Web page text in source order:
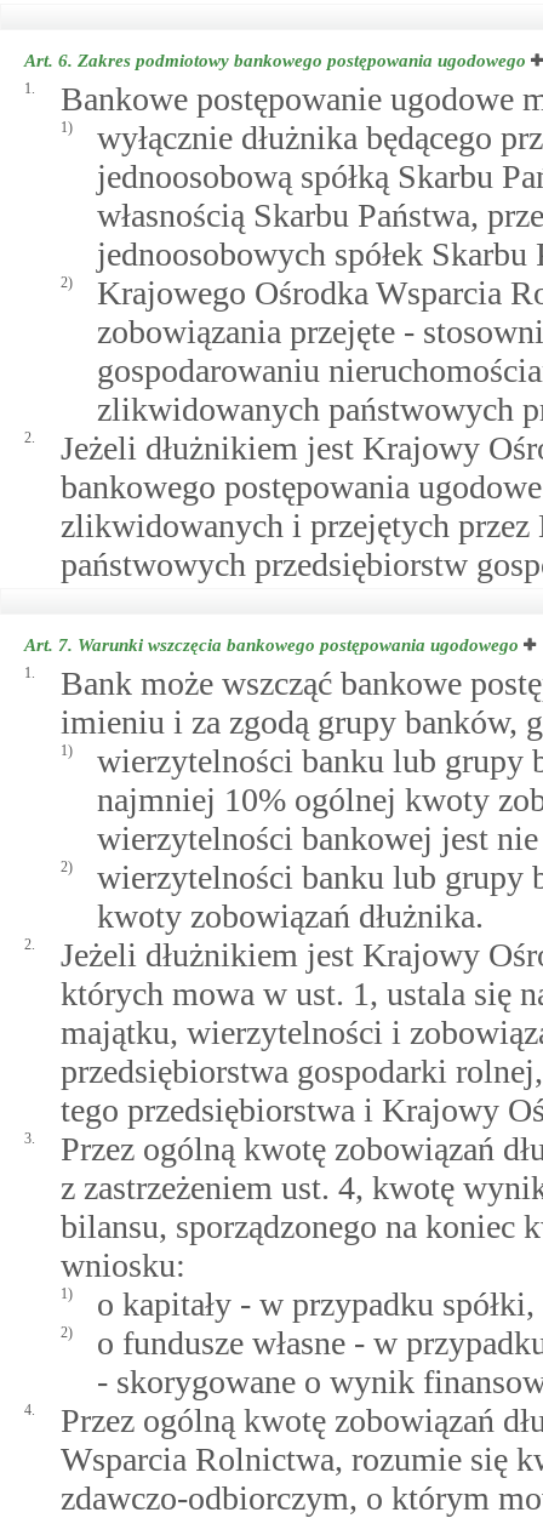
Art. 6. Zakres podmiotowy bankowego postępowania ugodowego
1. Bankowe postępowanie ugodowe
1)
wyłącznie dłużnika będącego
jednoosobową spółką Skarbu
własnością Skarbu Państwa,
jednoosobowych spółek
2)
Krajowego Ośrodka Wsparcia
zobowiązania przejęte -
gospodarowaniu
zlikwidowanych państwowych
2.
Jeżeli dłużnikiem jest Krajowy
bankowego postępowania
zlikwidowanych i przejętych
państwowych przedsiębiorstw
Art. 7. Warunki wszczęcia bankowego postępowania ugodowego
1.
Bank może wszcząć bankowe
imieniu i za zgodą grupy banków,
1)
wierzytelności banku lub grupy
najmniej 10% ogólnej kwoty
wierzytelności bankowej jest
2)
wierzytelności banku lub grupy
kwoty zobowiązań dłużnika.
2.
Jeżeli dłużnikiem jest Krajowy
których mowa w ust. 1, ustala się
majątku, wierzytelności i
przedsiębiorstwa gospodarki
tego przedsiębiorstwa i Krajowy
3.
Przez ogólną kwotę zobowiązań
z zastrzeżeniem ust. 4, kwotę
bilansu, sporządzonego na koniec
wniosku:
1) o kapitały - w przypadku spółki,
2)
o fundusze własne - w
- skorygowane o wynik
4.
Przez ogólną kwotę zobowiązań
Wsparcia Rolnictwa, rozumie się
zdawczo-odbiorczym, o którym